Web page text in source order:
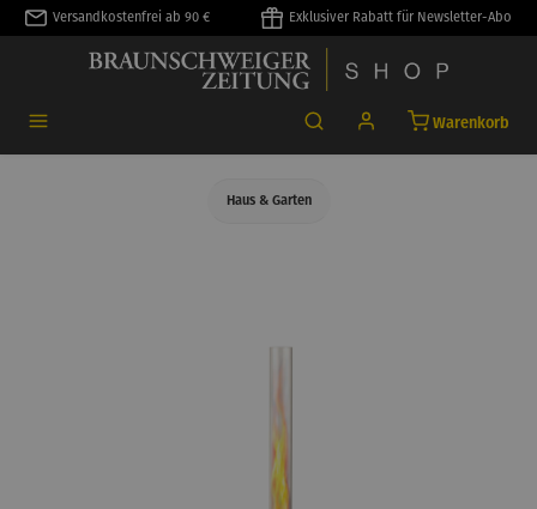
springen
Versandkostenfrei ab 90 € Exklusiver Rabatt für Newsletter-Abo
Warenkorb
Haus & Garten